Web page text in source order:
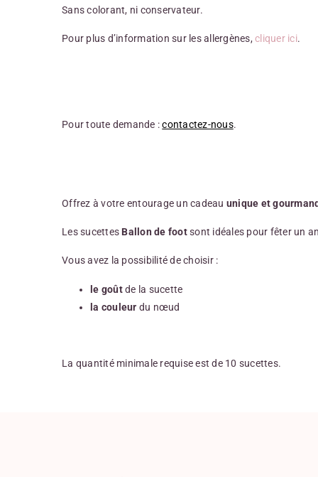
Sans colorant, ni conservateur.
Pour plus d’information sur les allergènes, cliquer ici.
Pour toute demande :contactez-nous.
Offrez à votre entourage un cadeau unique et
Les sucettes Ballon de footsont idéales pour fêter un
Vous avez la possibilité de choisir :
le goûtde la sucette
la couleur du nœud
La quantité minimale requise est de 10 sucettes.